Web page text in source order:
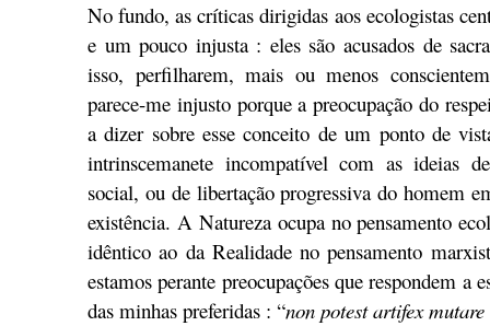
No fundo, as críticas dirigidas aos ecologistas
e um pouco injusta : eles são acusados de
isso, perfilharem, mais ou menos
parece-me injusto porque a preocupação do
a dizer sobre esse conceito de um ponto de
intrinscemanete incompatível com as ideias
social, ou de libertação progressiva do homem
existência. A Natureza ocupa no pensamento
idêntico ao da Realidade no pensamento
estamos perante preocupações que respondem a
das minhas preferidas : “non potest artifex